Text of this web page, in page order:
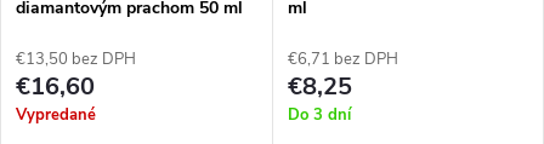
diamantovým prachom 50 ml
€13,50 bez DPH
€16,60
Vypredané
ml
€6,71 bez DPH
€8,25
Do 3 dní